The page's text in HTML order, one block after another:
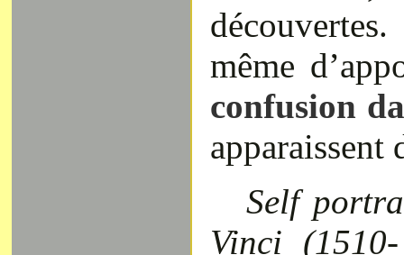
même
confusion
apparaissent
Self
Vinci